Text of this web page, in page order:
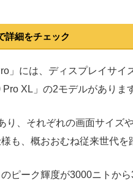
詳細をチェック
には、ディスプレイサイ
XL」の2モデルがありま
、それぞれの画面サイズ
も、概おおむね従来世代を
ピーク輝度が3000ニトか